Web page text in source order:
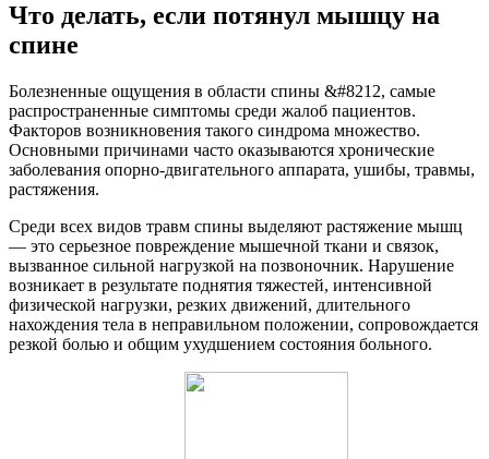
Что делать, если потянул мышцу на
спине
Болезненные ощущения в области спины &#8212, самые
распространенные симптомы среди жалоб пациентов.
Факторов возникновения такого синдрома множество.
Основными причинами часто оказываются хронические
заболевания опорно-двигательного аппарата, ушибы, травмы,
растяжения.
Среди всех видов травм спины выделяют растяжение мышц
— это серьезное повреждение мышечной ткани и связок,
вызванное сильной нагрузкой на позвоночник. Нарушение
возникает в результате поднятия тяжестей, интенсивной
физической нагрузки, резких движений, длительного
нахождения тела в неправильном положении, сопровождается
резкой болью и общим ухудшением состояния больного.